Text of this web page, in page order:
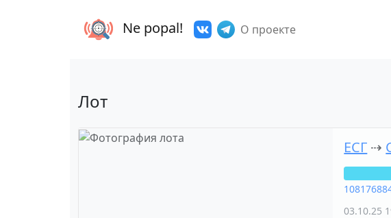
Ne popal! О проекте
Лот
ЕСГ ⇢
03.10.25